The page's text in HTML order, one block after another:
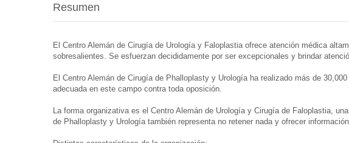
Resumen
El Centro Alemán de Cirugía de Urología y Faloplastia ofrece atención médica
sobresalientes. Se esfuerzan decididamente por ser excepcionales y brindar
El Centro Alemán de Cirugía de Phalloplasty y Urología ha realizado más de
adecuada en este campo contra toda oposición.
La forma organizativa es el Centro Alemán de Urología y Cirugía de Faloplastia,
de Phalloplasty y Urología también representa no retener nada y ofrecer